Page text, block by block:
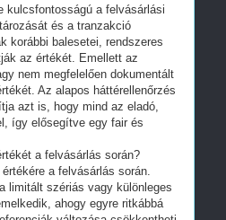
kulcsfontosságú a felvásárlási
és a tranzakció
korábbi balesetei, rendszeres
az értékét. Emellett az
nem megfelelően dokumentált
Az alapos háttérellenőrzés
azt is, hogy mind az eladó,
így elősegítve egy fair és
a felvásárlás során?
a felvásárlás során.
limitált szériás vagy különleges
ahogy egyre ritkábbá